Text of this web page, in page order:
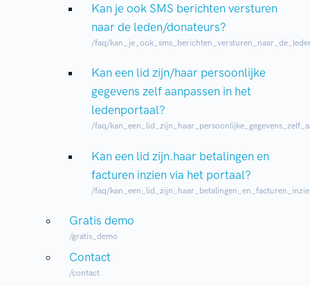
Kan je ook SMS berichten versturen
naar de leden/donateurs?
/faq/
Kan een lid zijn/haar persoonlijke
gegevens zelf aanpassen in het
ledenportaal?
/faq/
Kan een lid zijn.haar betalingen en
facturen inzien via het portaal?
/faq/
Gratis demo
/gratis_demo
Contact
/contact